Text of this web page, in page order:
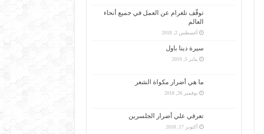
توقّف تلغرام عن العمل في جميع أنحاء
العالم
أغسطس 2, 2018
سيرة دينا باول
يناير 5, 2019
ما هي أضرار مكواة الشعر
نوفمبر 26, 2018
تعرفي علي أضرار الجلسرين
أكتوبر 17, 2018